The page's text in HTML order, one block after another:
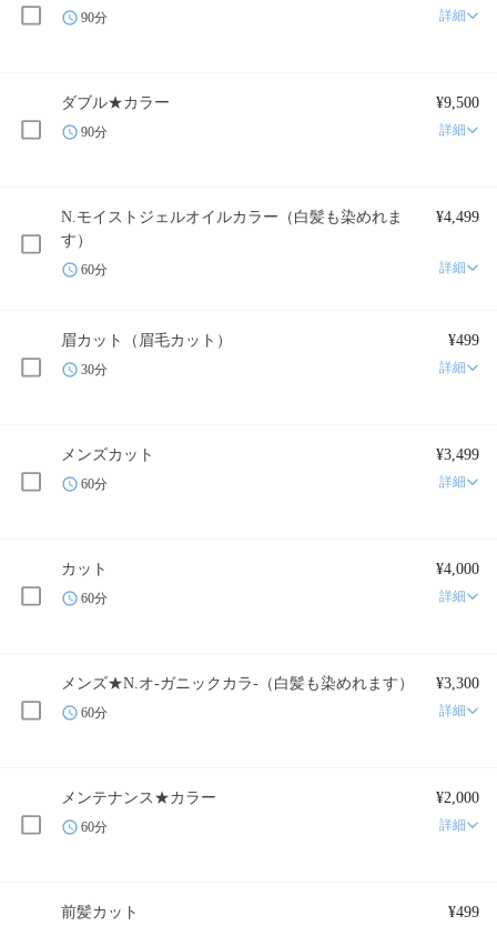
90分 詳細
ダブル★カラー ¥9,500
90分 詳細
N.モイストジェルオイルカラー（白髪も染めれま
す）
¥4,499
60分 詳細
眉カット（眉毛カット） ¥499
30分 詳細
メンズカット ¥3,499
60分 詳細
カット ¥4,000
60分 詳細
メンズ★N.オ-ガニックカラ-（白髪も染めれます） ¥3,300
60分 詳細
メンテナンス★カラー ¥2,000
60分 詳細
前髪カット ¥499